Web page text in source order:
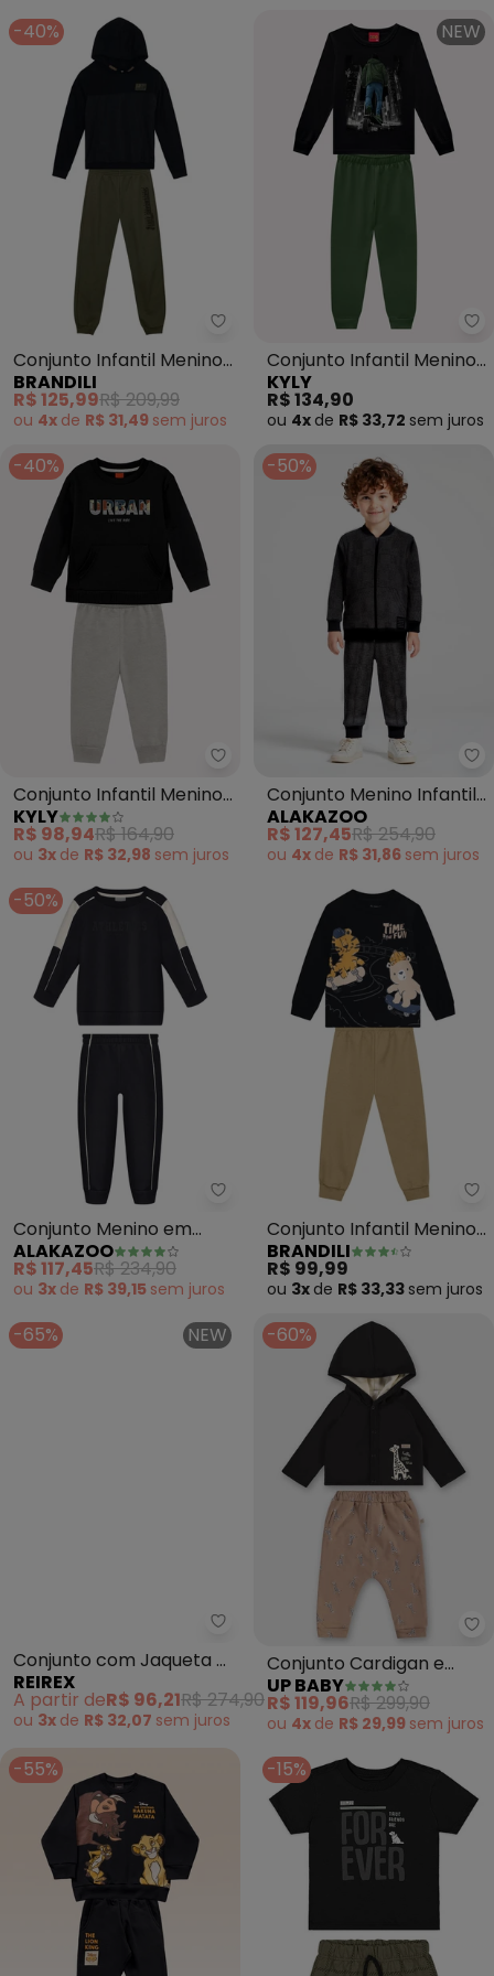
-40%
Brandili - Conjunto Infantil
Conjunto Infantil Menino
(Preto)
BRANDILI
R$ 125,99R$ 209,99
ou 4x de R$ 31,49 sem juros
NEW
Conjunto Infantil Menino
Estampa (Preto)
KYLY
R$ 134,90
ou 4x de R$ 33,72 sem juros
-40%
Kyly - Conjunto Infantil Menino
Conjunto Infantil Menino
Lettering (Preto)
KYLY
R$ 98,94R$ 164,90
ou 3x de R$ 32,98 sem juros
-50%
Conjunto Menino Infantil
em Malha Xadrez (Preto)
ALAKAZOO
R$ 127,45R$ 254,90
ou 4x de R$ 31,86 sem juros
-50%
Alakazoo - Conjunto Menino
Conjunto Menino em
Moletom Felpado (Preto)
ALAKAZOO
R$ 117,45R$ 234,90
ou 3x de R$ 39,15 sem juros
Conjunto Infantil Menino
de Animais (Preto)
BRANDILI
R$ 99,99
ou 3x de R$ 33,33 sem juros
-65% NEW
Reirex - Conjunto com
Conjunto com Jaqueta e
Calça (Preto)
REIREX
A partir deR$ 96,21R$ 274,90
ou 3x de R$ 32,07 sem juros
-60%
Conjunto Cardigan e
Calça Bebê (Preto)
UP BABY
R$ 119,96R$ 299,90
ou 4x de R$ 29,99 sem juros
-55% -15%